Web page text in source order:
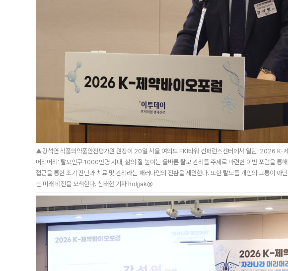
▲강석연 식품의약품안전평가원 원장이 20일 서울 여의도 FKI타워 컨퍼런스센터에서 열린 ‘2026 K-
머리머리’ 탈모인구 1000만명 시대, 삶의 질 높이는 올바른 탈모 관리를 주제로 마련한 이번 포럼을 통
접근을 통한 조기 진단과 치료 및 관리라는 패러다임의 전환을 제안한다. 또한 탈모를 개인의 고통이 아
는 미래 비전을 모색한다. 신태현 기자 holjjak@